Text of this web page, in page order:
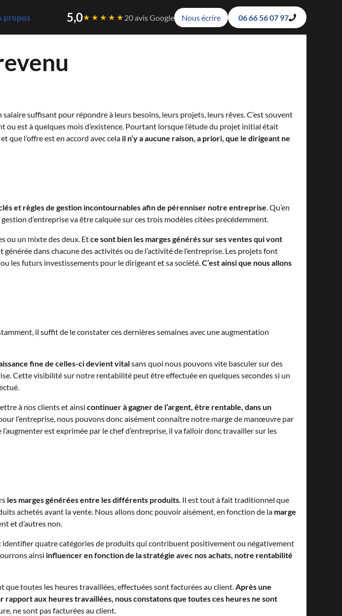
propos 5,0★★★★★ 20 avis Google Nous écrire 06 66 56 07 97
suffisant pour répondre à leurs besoins, leurs projets, leurs rêves. C’est souvent
ou est à quelques mois d’existence. Pourtant lorsque l’étude du projet initial était
que l’offre est en accord avec cela il n’y a aucune raison, a priori, que le dirigeant ne
et règles de gestion incontournables afin de pérenniser notre entreprise. Qu’en
d’entreprise va être calquée sur ces trois modèles citées précédemment.
ou un mixte des deux. Etce sont bien les marges générés sur ses ventes qui vont
dans chacune des activités ou de l’activité de l’entreprise. Les projets font
les futurs investissements pour le dirigeant et sa société.C’est ainsi que nous allons
il suffit de le constater ces dernières semaines avec une augmentation
fine de celles-ci devient vitalsans quoi nous pouvons vite basculer sur des
Cette visibilité sur notre rentabilité peut être effectuée en quelques secondes si un
à nos clients et ainsi continuer à gagner de l’argent, être rentable, dans un
l’entreprise, nous pouvons donc aisément connaître notre marge de manœuvre par
est exprimée par le chef d’entreprise, il va falloir donc travailler sur les
les marges générées entre les différents produits. Il est tout à fait traditionnel que
achetés avant la vente. Nous allons donc pouvoir aisément, en fonction de la marge
et d’autres non.
quatre catégories de produits qui contribuent positivement ou négativement
ainsi influencer en fonction de la stratégie avec nos achats, notre rentabilité
que toutes les heures travaillées, effectuées sont facturées au client.Après une
aux heures travaillées, nous constatons que toutes ces heures ne sont
ne sont pas facturées au client.